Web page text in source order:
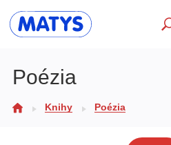
Poézia
Knihy Poézia